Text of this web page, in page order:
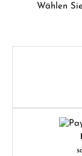
Wählen